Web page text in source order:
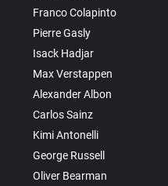
Franco Colapinto
Pierre Gasly
Isack Hadjar
Max Verstappen
Alexander Albon
Carlos Sainz
Kimi Antonelli
George Russell
Oliver Bearman